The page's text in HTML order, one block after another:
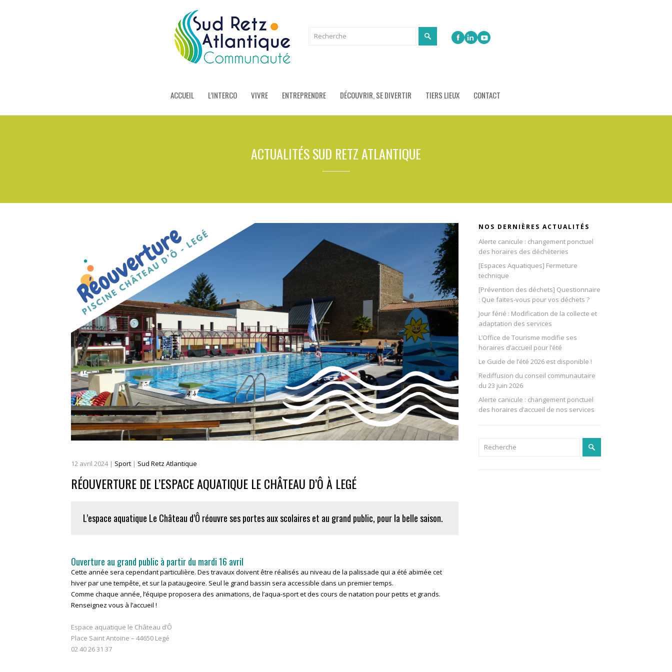
ACCUEIL L’INTERCO VIVRE ENTREPRENDRE DÉCOUVRIR, SE DIVERTIR TIERS LIEUX CONTACT
ACTUALITÉS SUD RETZ ATLANTIQUE
12 avril 2024| Sport | Sud Retz Atlantique
RÉOUVERTURE DE L’ESPACE AQUATIQUE LE CHÂTEAU D’Ô À LEGÉ
L’espace aquatique Le Château d’Ô réouvre ses portes aux scolaires et au grand public, pour la belle saison.
Ouverture au grand public à partir du mardi 16 avril
Cette année sera cependant particulière. Des travaux doivent être réalisés au niveau de la palissade qui a été abimée cet
hiver par une tempête, et sur la pataugeoire. Seul le grand bassin sera accessible dans un premier temps.
Comme chaque année, l’équipe proposera des animations, de l’aqua-sport et des cours de natation pour petits et grands.
Renseignez vous à l’accueil !
Espace aquatique le Château d’Ô
Place Saint Antoine – 44650 Legé
02 40 26 31 37
NOS DERNIÈRES ACTUALITÉS
Alerte canicule : changement ponctuel
des horaires des déchèteries
[Espaces Aquatiques] Fermeture
technique
[Prévention des déchets] Questionnaire
: Que faites-vous pour vos déchets ?
Jour férié : Modification de la collecte et
adaptation des services
L’Office de Tourisme modifie ses
horaires d’accueil pour l’été
Le Guide de l’été 2026 est disponible !
Rediffusion du conseil communautaire
du 23 juin 2026
Alerte canicule : changement ponctuel
des horaires d’accueil de nos services